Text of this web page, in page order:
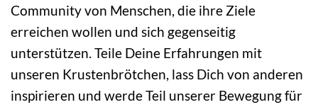
Community von Menschen, die ihre Ziele
erreichen wollen und sich gegenseitig
unterstützen. Teile Deine Erfahrungen mit
unseren Krustenbrötchen, lass Dich von anderen
inspirieren und werde Teil unserer Bewegung für